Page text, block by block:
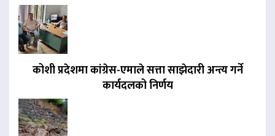
कोशी प्रदेशमा कांग्रेस-एमाले सत्ता साझेदारी अन्त्य गर्ने
कार्यदलको निर्णय